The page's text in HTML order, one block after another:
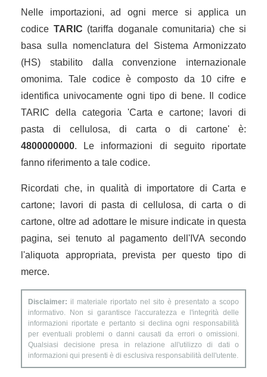
Nelle importazioni, ad ogni merce si applica un
codice TARIC (tariffa doganale comunitaria) che si
basa sulla nomenclatura del Sistema Armonizzato
(HS) stabilito dalla convenzione internazionale
omonima. Tale codice è composto da 10 cifre e
identifica univocamente ogni tipo di bene. Il codice
TARIC della categoria 'Carta e cartone; lavori di
pasta di cellulosa, di carta o di cartone' è:
4800000000. Le informazioni di seguito riportate
fanno riferimento a tale codice.
Ricordati che, in qualità di importatore di Carta e
cartone; lavori di pasta di cellulosa, di carta o di
cartone, oltre ad adottare le misure indicate in questa
pagina, sei tenuto al pagamento dell'IVA secondo
l'aliquota appropriata, prevista per questo tipo di
merce.
Disclaimer: il materiale riportato nel sito è presentato a scopo
informativo. Non si garantisce l'accuratezza e l'integrità delle
informazioni riportate e pertanto si declina ogni responsabilità
per eventuali problemi o danni causati da errori o omissioni.
Qualsiasi decisione presa in relazione all'utilizzo di dati o
informazioni qui presenti è di esclusiva responsabilità dell'utente.